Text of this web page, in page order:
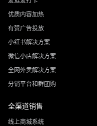
优质内容加热
有赞广告投放
小红书解决方案
微信小店解决方案
全网外卖解决方案
分销平台和群团购
全渠道销售
线上商城系统